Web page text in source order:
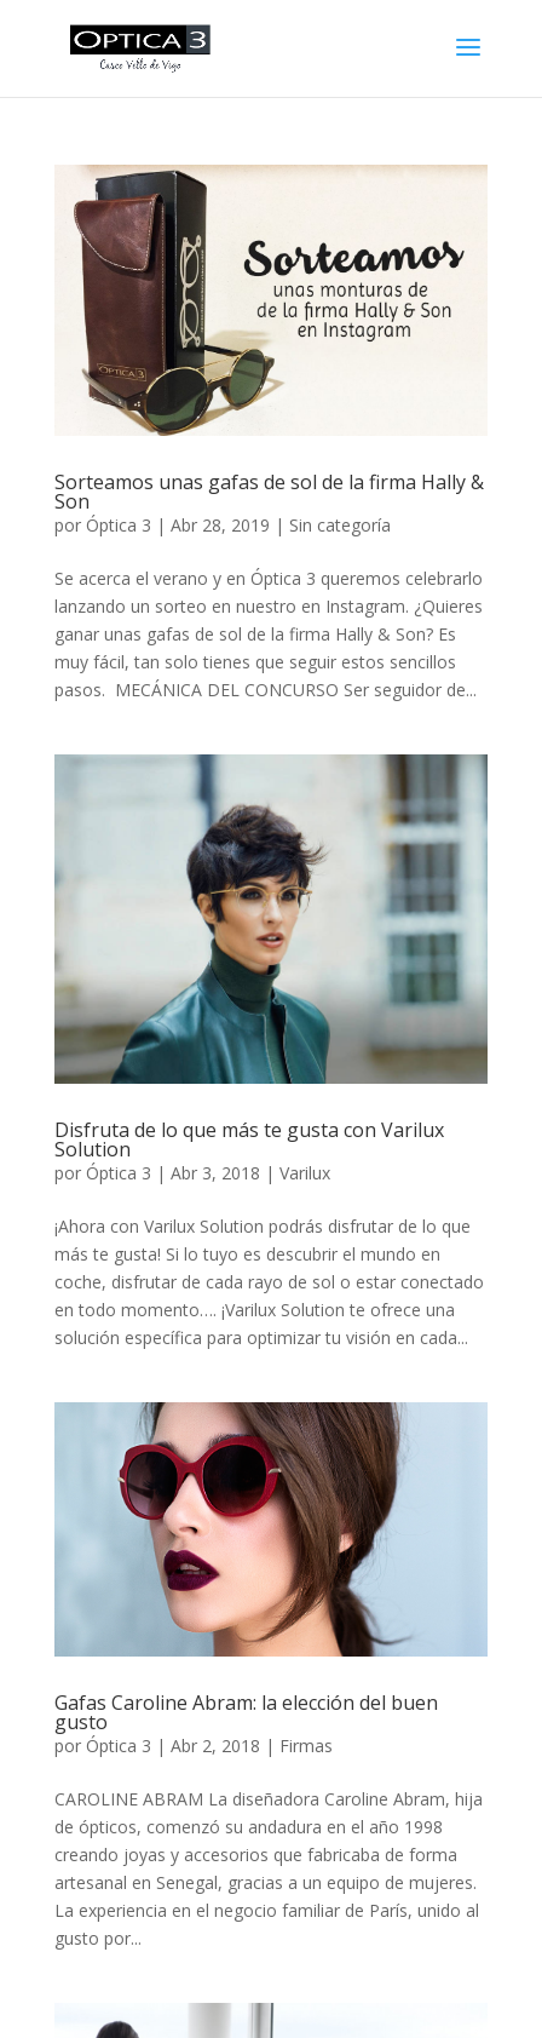
Sorteamos unas gafas de sol de la firma Hally &
Son
por Óptica 3 | Abr 28, 2019 | Sin categoría
Se acerca el verano y en Óptica 3 queremos celebrarlo
lanzando un sorteo en nuestro en Instagram. ¿Quieres
ganar unas gafas de sol de la firma Hally & Son? Es
muy fácil, tan solo tienes que seguir estos sencillos
pasos. MECÁNICA DEL CONCURSO Ser seguidor de...
Disfruta de lo que más te gusta con Varilux
Solution
por Óptica 3 | Abr 3, 2018 | Varilux
¡Ahora con Varilux Solution podrás disfrutar de lo que
más te gusta! Si lo tuyo es descubrir el mundo en
coche, disfrutar de cada rayo de sol o estar conectado
en todo momento…. ¡Varilux Solution te ofrece una
solución específica para optimizar tu visión en cada...
Gafas Caroline Abram: la elección del buen
gusto
por Óptica 3 | Abr 2, 2018 | Firmas
CAROLINE ABRAM La diseñadora Caroline Abram, hija
de ópticos, comenzó su andadura en el año 1998
creando joyas y accesorios que fabricaba de forma
artesanal en Senegal, gracias a un equipo de mujeres.
La experiencia en el negocio familiar de París, unido al
gusto por...